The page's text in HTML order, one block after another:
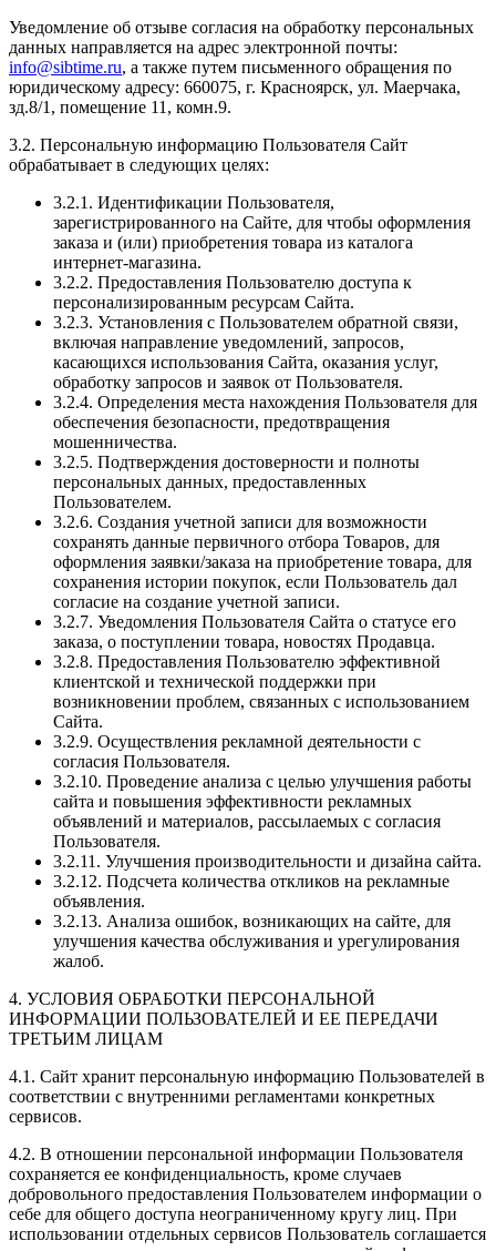
Уведомление об отзыве согласия на обработку персональных
данных направляется на адрес электронной почты:
info@sibtime.ru, а также путем письменного обращения по
юридическому адресу: 660075, г. Красноярск, ул. Маерчака,
зд.8/1, помещение 11, комн.9.
3.2. Персональную информацию Пользователя Сайт
обрабатывает в следующих целях:
3.2.1. Идентификации Пользователя,
зарегистрированного на Сайте, для чтобы оформления
заказа и (или) приобретения товара из каталога
интернет-магазина.
3.2.2. Предоставления Пользователю доступа к
персонализированным ресурсам Сайта.
3.2.3. Установления с Пользователем обратной связи,
включая направление уведомлений, запросов,
касающихся использования Сайта, оказания услуг,
обработку запросов и заявок от Пользователя.
3.2.4. Определения места нахождения Пользователя для
обеспечения безопасности, предотвращения
мошенничества.
3.2.5. Подтверждения достоверности и полноты
персональных данных, предоставленных
Пользователем.
3.2.6. Создания учетной записи для возможности
сохранять данные первичного отбора Товаров, для
оформления заявки/заказа на приобретение товара, для
сохранения истории покупок, если Пользователь дал
согласие на создание учетной записи.
3.2.7. Уведомления Пользователя Сайта о статусе его
заказа, о поступлении товара, новостях Продавца.
3.2.8. Предоставления Пользователю эффективной
клиентской и технической поддержки при
возникновении проблем, связанных с использованием
Сайта.
3.2.9. Осуществления рекламной деятельности с
согласия Пользователя.
3.2.10. Проведение анализа с целью улучшения работы
сайта и повышения эффективности рекламных
объявлений и материалов, рассылаемых с согласия
Пользователя.
3.2.11. Улучшения производительности и дизайна сайта.
3.2.12. Подсчета количества откликов на рекламные
объявления.
3.2.13. Анализа ошибок, возникающих на сайте, для
улучшения качества обслуживания и урегулирования
жалоб.
4. УСЛОВИЯ ОБРАБОТКИ ПЕРСОНАЛЬНОЙ
ИНФОРМАЦИИ ПОЛЬЗОВАТЕЛЕЙ И ЕЕ ПЕРЕДАЧИ
ТРЕТЬИМ ЛИЦАМ
4.1. Сайт хранит персональную информацию Пользователей в
соответствии с внутренними регламентами конкретных
сервисов.
4.2. В отношении персональной информации Пользователя
сохраняется ее конфиденциальность, кроме случаев
добровольного предоставления Пользователем информации о
себе для общего доступа неограниченному кругу лиц. При
использовании отдельных сервисов Пользователь соглашается